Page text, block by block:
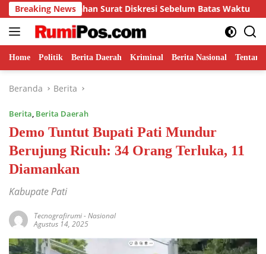
Langsung
ke
konten
Breaking News
Diskresi Sebelum Batas Waktu H. Najmuddin
Home Politik Berita Daerah Kriminal Berita Nasional
Beranda Berita
Berita, Berita Daerah
Demo Tuntut Bupati Pati Mundur
Berujung Ricuh: 34 Orang Terluka, 11
Diamankan
Kabupate Pati
Tecnografirumi-Nasional
Agustus 14, 2025